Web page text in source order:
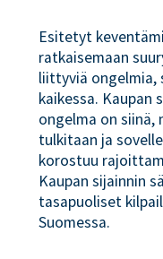
Esitetyt
ratkaisemaan
liittyviä ongelmia,
kaikessa. Kaupan
ongelma on siinä,
tulkitaan ja
korostuu
Kaupan sijainnin
tasapuoliset
Suomessa.